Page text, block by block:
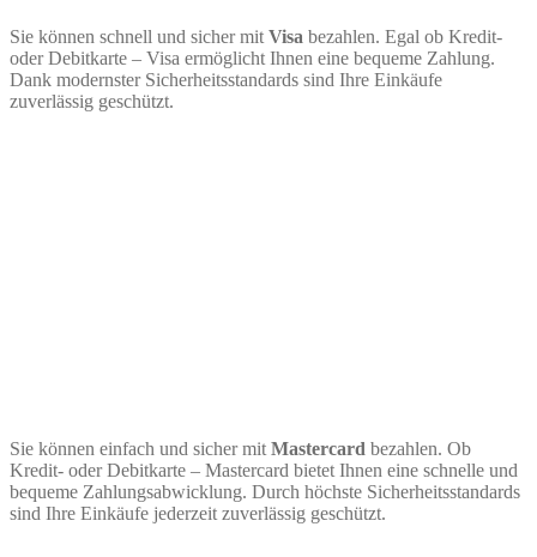
Sie können schnell und sicher mit Visa bezahlen. Egal ob Kredit-
oder Debitkarte – Visa ermöglicht Ihnen eine bequeme Zahlung.
Dank modernster Sicherheitsstandards sind Ihre Einkäufe
zuverlässig geschützt.
Sie können einfach und sicher mit Mastercard bezahlen. Ob
Kredit- oder Debitkarte – Mastercard bietet Ihnen eine schnelle und
bequeme Zahlungsabwicklung. Durch höchste Sicherheitsstandards
sind Ihre Einkäufe jederzeit zuverlässig geschützt.